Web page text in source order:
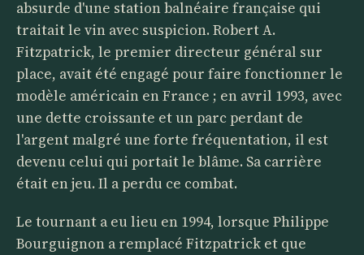
absurde d'une station balnéaire française qui
traitait le vin avec suspicion. Robert A.
Fitzpatrick, le premier directeur général sur
place, avait été engagé pour faire fonctionner le
modèle américain en France ; en avril 1993, avec
une dette croissante et un parc perdant de
l'argent malgré une forte fréquentation, il est
devenu celui qui portait le blâme. Sa carrière
était en jeu. Il a perdu ce combat.
Le tournant a eu lieu en 1994, lorsque Philippe
Bourguignon a remplacé Fitzpatrick et que